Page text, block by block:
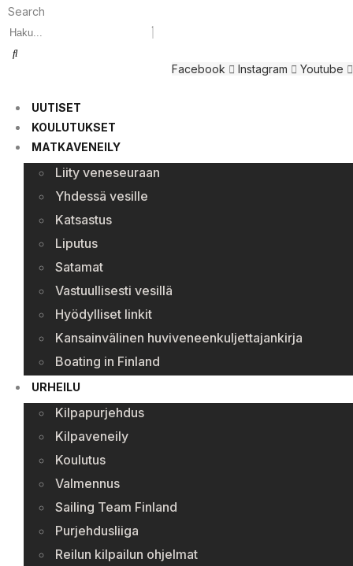
Search
Facebook Instagram Youtube
UUTISET
KOULUTUKSET
MATKAVENEILY
Liity veneseuraan
Yhdessä vesille
Katsastus
Liputus
Satamat
Vastuullisesti vesillä
Hyödylliset linkit
Kansainvälinen huviveneenkuljettajankirja
Boating in Finland
URHEILU
Kilpapurjehdus
Kilpaveneily
Koulutus
Valmennus
Sailing Team Finland
Purjehdusliiga
Reilun kilpailun ohjelmat